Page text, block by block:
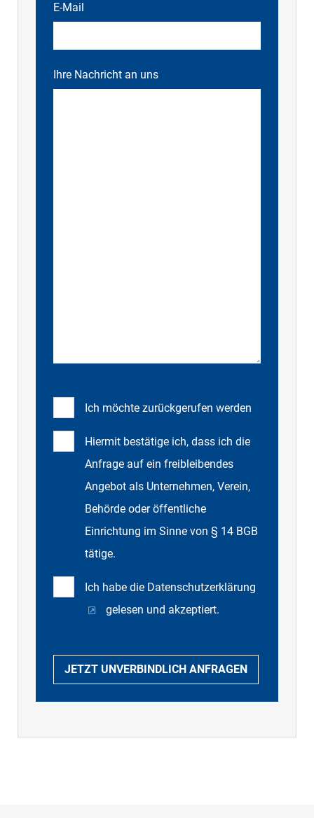
E-Mail
Ihre Nachricht an uns
Ich möchte zurückgerufen werden
Hiermit bestätige ich, dass ich die
Anfrage auf ein freibleibendes
Angebot als Unternehmen, Verein,
Behörde oder öffentliche
Einrichtung im Sinne von § 14 BGB
tätige.
Ich habe die Datenschutzerklärung
gelesen und akzeptiert.
JETZT UNVERBINDLICH ANFRAGEN